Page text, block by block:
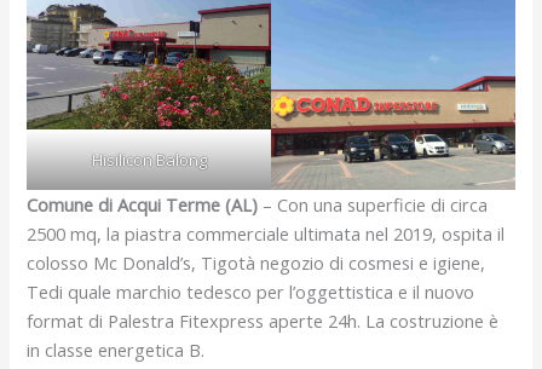
Hisilicon Balong
Comune di Acqui Terme (AL) – Con una superficie di circa
2500 mq, la piastra commerciale ultimata nel 2019, ospita il
colosso Mc Donald’s, Tigotà negozio di cosmesi e igiene,
Tedi quale marchio tedesco per l’oggettistica e il nuovo
format di Palestra Fitexpress aperte 24h. La costruzione è
in classe energetica B.